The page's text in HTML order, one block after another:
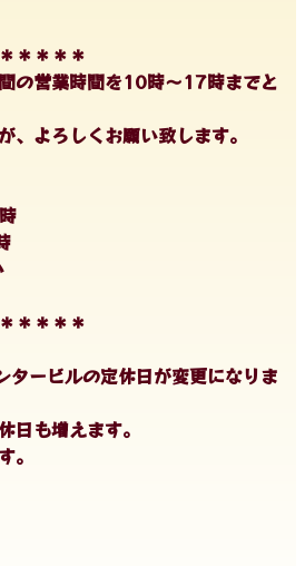
＊＊＊＊
の営業時間を10時〜17時までと
、よろしくお願い致します。
＊＊＊＊
ービルの定休日が変更になりま
日も増えます。
。